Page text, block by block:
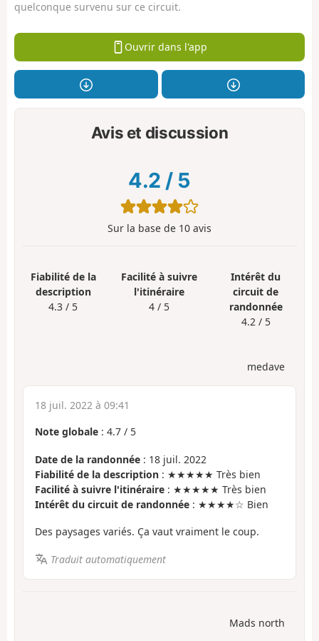
quelconque survenu sur ce circuit.
Ouvrir dans l'app
Avis et discussion
4.2 / 5
Sur la base de 10 avis
Fiabilité de la
description
4.3 / 5
Facilité à suivre
l'itinéraire
4 / 5
Intérêt du
circuit de
randonnée
4.2 / 5
medave
18 juil. 2022 à 09:41
Note globale : 4.7 / 5
Date de la randonnée : 18 juil. 2022
Fiabilité de la description : ★★★★★ Très bien
Facilité à suivre l'itinéraire : ★★★★★ Très bien
Intérêt du circuit de randonnée : ★★★★☆ Bien
Des paysages variés. Ça vaut vraiment le coup.
Traduit automatiquement
Mads north